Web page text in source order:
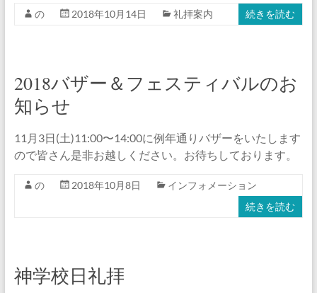
の 2018年10月14日 礼拝案内 続きを読む
2018バザー＆フェスティバルのお
知らせ
11月3日(土)11:00〜14:00に例年通りバザーをいたします
ので皆さん是非お越しください。お待ちしております。
の 2018年10月8日
インフォメーション
続きを読む
神学校日礼拝